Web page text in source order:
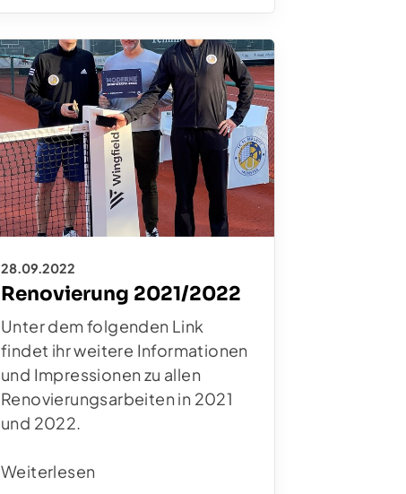
28.09.2022
Renovierung 2021/2022
Unter dem folgenden Link
findet ihr weitere Informationen
und Impressionen zu allen
Renovierungsarbeiten in 2021
und 2022.
Weiterlesen